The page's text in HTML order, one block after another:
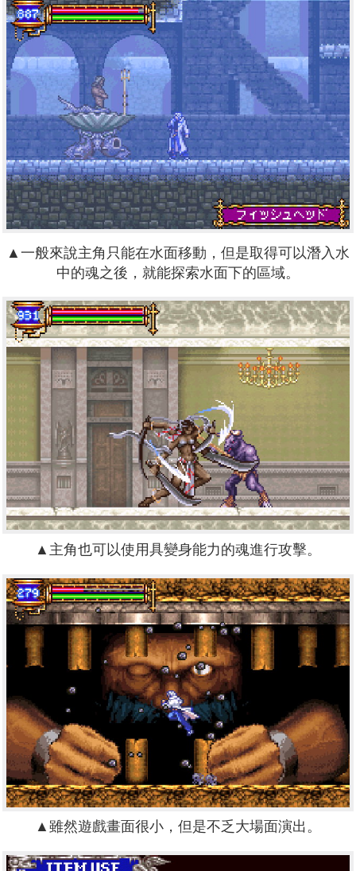
▲一般來說主角只能在水面移動，但是取得可以潛入水
中的魂之後，就能探索水面下的區域。
▲主角也可以使用具變身能力的魂進行攻擊。
▲雖然遊戲畫面很小，但是不乏大場面演出。